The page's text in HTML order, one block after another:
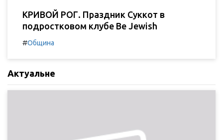
КРИВОЙ РОГ. Праздник Суккот в
подростковом клубе Be Jewish
#Община
Актуальне